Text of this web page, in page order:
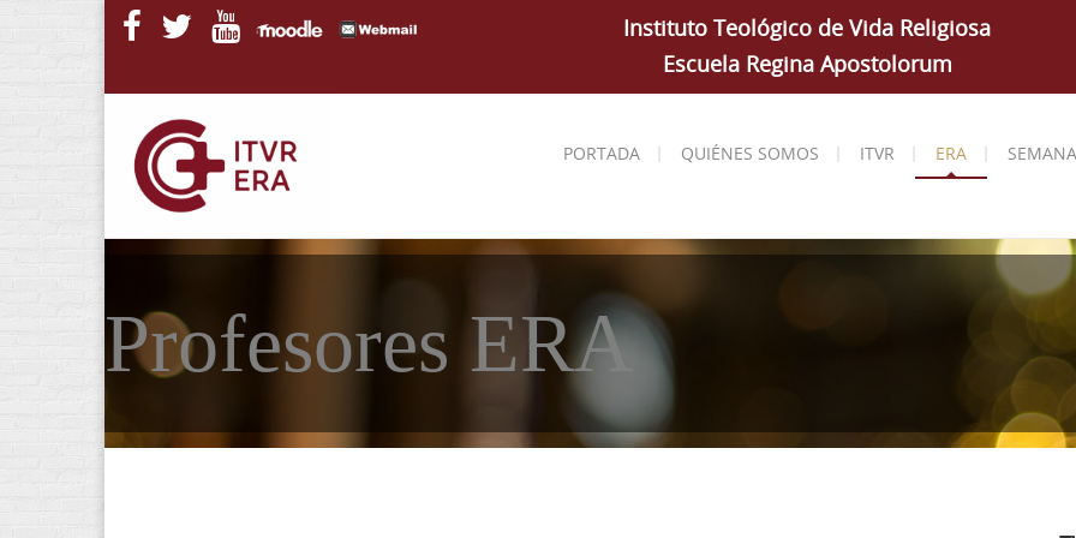
Pasar al contenido principal
Instituto Teológico de Vida Religiosa
Escuela Regina Apostolorum
PORTADA QUIÉNES SOMOS ITVR ERA
Profesores ERA